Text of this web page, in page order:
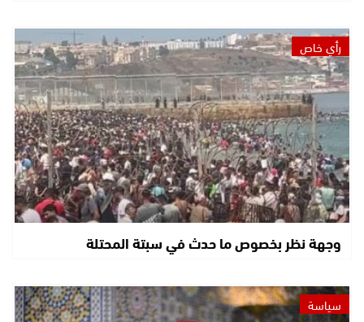
رأي خاص
وجهة نظر بخصوص ما حدث في سبتة المحتلة
سياسة